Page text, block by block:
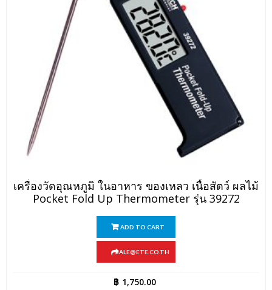
เครื่องวัดอุณหภูมิ ในอาหาร ของเหลว เนื้อสัตว์ ผลไม้
Pocket Fold Up Thermometer รุ่น 39272
ADD TO CART
SALE@ETE.CO.TH
฿ 1,750.00